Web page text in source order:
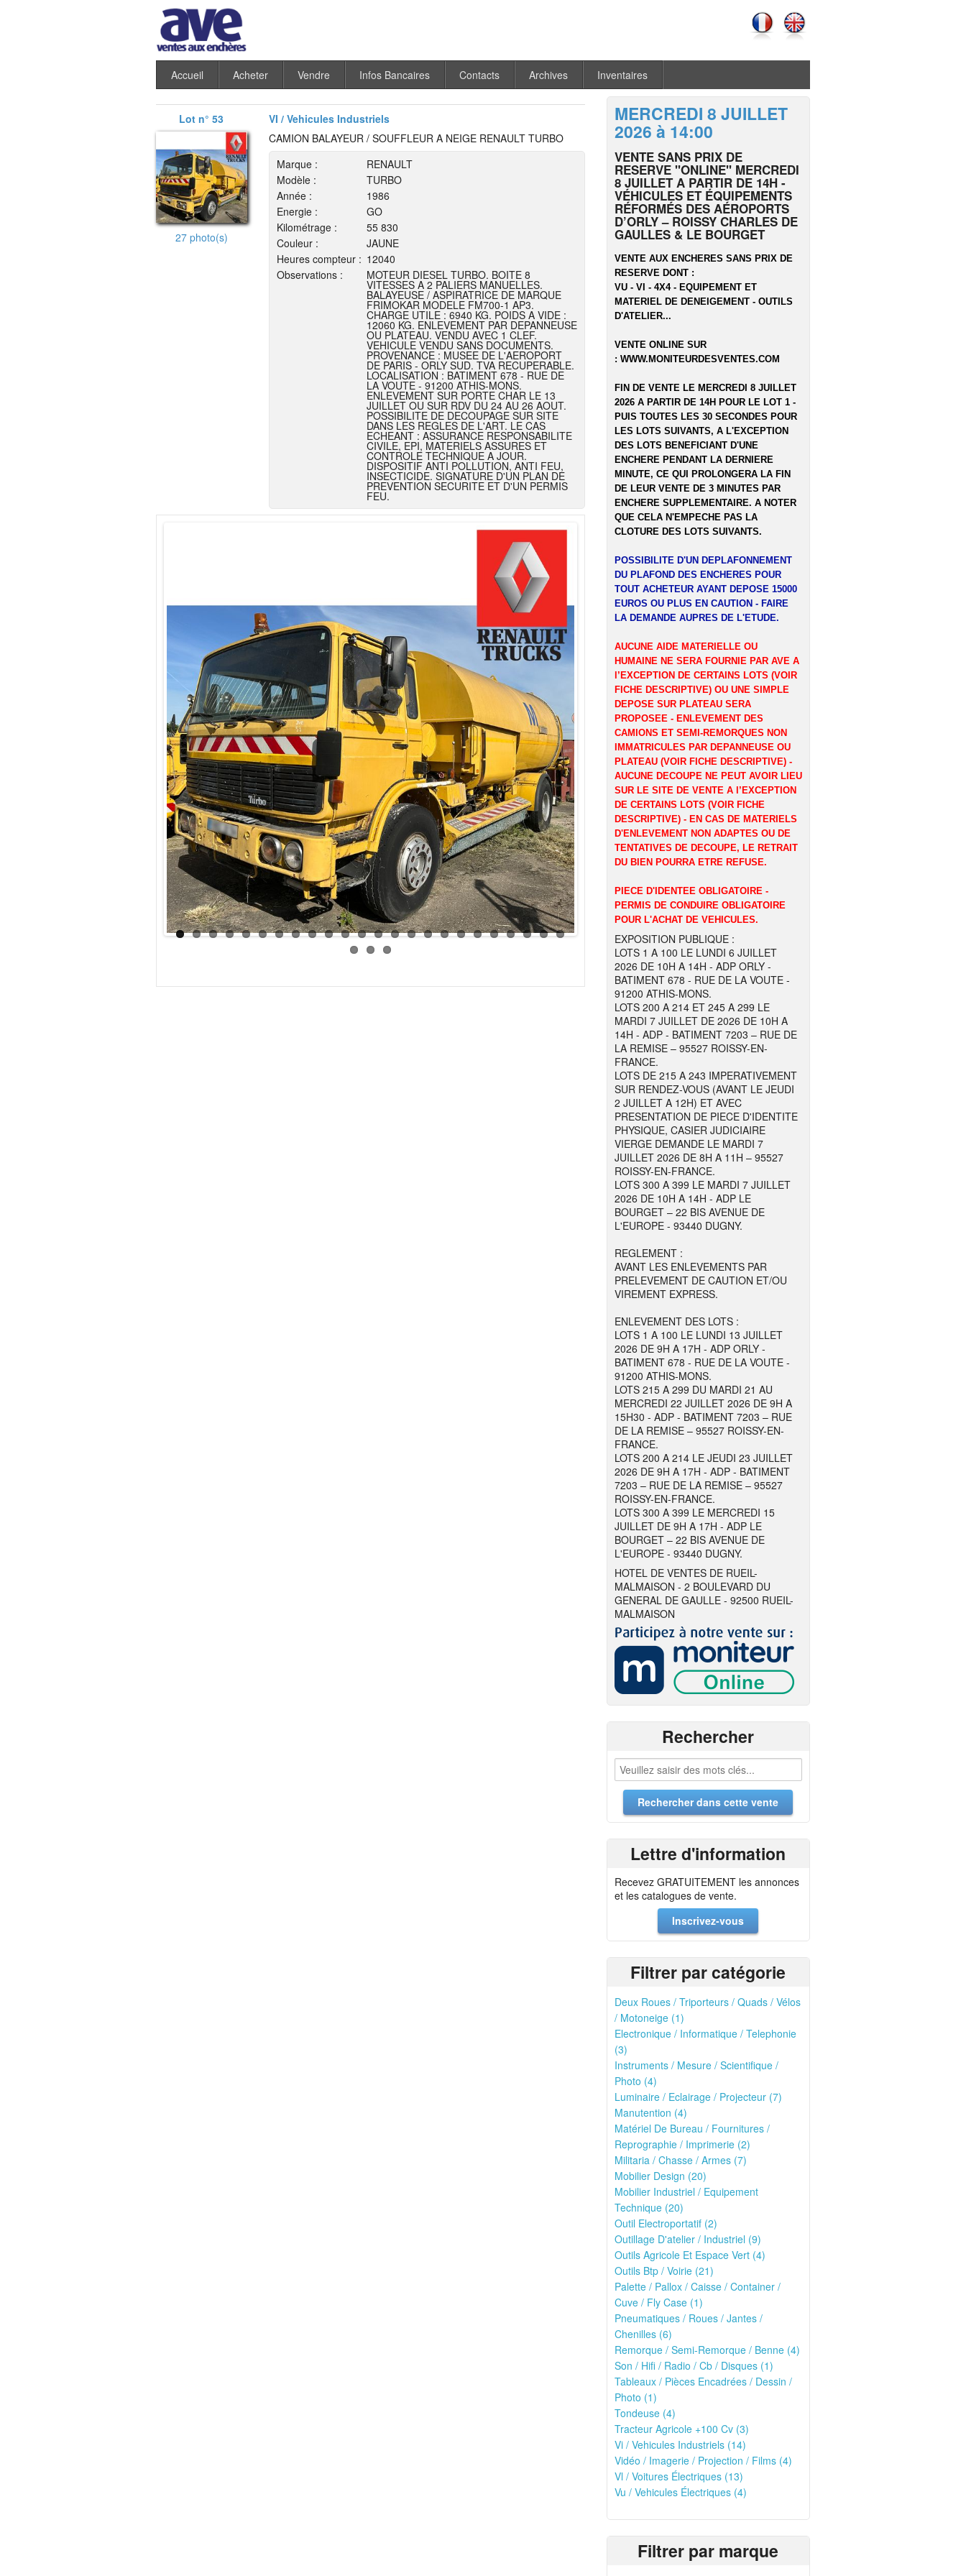
Accueil Acheter Vendre Infos Bancaires Contacts Archives Inventaires
Lot n° 53 VI / Vehicules Industriels
27 photo(s)
CAMION BALAYEUR / SOUFFLEUR A NEIGE RENAULT TURBO
Marque :
RENAULT
Modèle :
TURBO
Année :
1986
Energie :
GO
Kilométrage :
55 830
Couleur :
JAUNE
Heures compteur : 12040
Observations :
MOTEUR DIESEL TURBO. BOITE 8
VITESSES A 2 PALIERS MANUELLES.
BALAYEUSE / ASPIRATRICE DE MARQUE
FRIMOKAR MODELE FM700-1 AP3.
CHARGE UTILE : 6940 KG. POIDS A VIDE :
12060 KG. ENLEVEMENT PAR DEPANNEUSE
OU PLATEAU. VENDU AVEC 1 CLEF.
VEHICULE VENDU SANS DOCUMENTS.
PROVENANCE : MUSEE DE L'AEROPORT
DE PARIS - ORLY SUD. TVA RECUPERABLE.
LOCALISATION : BATIMENT 678 - RUE DE
LA VOUTE - 91200 ATHIS-MONS.
ENLEVEMENT SUR PORTE CHAR LE 13
JUILLET OU SUR RDV DU 24 AU 26 AOUT.
POSSIBILITE DE DECOUPAGE SUR SITE
DANS LES REGLES DE L'ART. LE CAS
ECHEANT : ASSURANCE RESPONSABILITE
CIVILE, EPI, MATERIELS ASSURES ET
CONTROLE TECHNIQUE A JOUR.
DISPOSITIF ANTI POLLUTION, ANTI FEU,
INSECTICIDE. SIGNATURE D'UN PLAN DE
PREVENTION SECURITE ET D'UN PERMIS
FEU.
MERCREDI 8 JUILLET
2026 à 14:00
VENTE SANS PRIX DE
RESERVE "ONLINE" MERCREDI
8 JUILLET A PARTIR DE 14H -
VÉHICULES ET ÉQUIPEMENTS
RÉFORMÉS DES AÉROPORTS
D’ORLY – ROISSY CHARLES DE
GAULLES & LE BOURGET
VENTE AUX ENCHERES SANS PRIX DE
RESERVE DONT :
VU - VI - 4X4 - EQUIPEMENT ET
MATERIEL DE DENEIGEMENT - OUTILS
D'ATELIER...
VENTE ONLINE SUR
: WWW.MONITEURDESVENTES.COM
FIN DE VENTE LE MERCREDI 8 JUILLET
2026 A PARTIR DE 14H POUR LE LOT 1 -
PUIS TOUTES LES 30 SECONDES POUR
LES LOTS SUIVANTS, A L'EXCEPTION
DES LOTS BENEFICIANT D'UNE
ENCHERE PENDANT LA DERNIERE
MINUTE, CE QUI PROLONGERA LA FIN
DE LEUR VENTE DE 3 MINUTES PAR
ENCHERE SUPPLEMENTAIRE. A NOTER
QUE CELA N'EMPECHE PAS LA
CLOTURE DES LOTS SUIVANTS.
POSSIBILITE D'UN DEPLAFONNEMENT
DU PLAFOND DES ENCHERES POUR
TOUT ACHETEUR AYANT DEPOSE 15000
EUROS OU PLUS EN CAUTION - FAIRE
LA DEMANDE AUPRES DE L'ETUDE.
AUCUNE AIDE MATERIELLE OU
HUMAINE NE SERA FOURNIE PAR AVE A
l’EXCEPTION DE CERTAINS LOTS (VOIR
FICHE DESCRIPTIVE) OU UNE SIMPLE
DEPOSE SUR PLATEAU SERA
PROPOSEE - ENLEVEMENT DES
CAMIONS ET SEMI-REMORQUES NON
IMMATRICULES PAR DEPANNEUSE OU
PLATEAU (VOIR FICHE DESCRIPTIVE) -
AUCUNE DECOUPE NE PEUT AVOIR LIEU
SUR LE SITE DE VENTE A l’EXCEPTION
DE CERTAINS LOTS (VOIR FICHE
DESCRIPTIVE) - EN CAS DE MATERIELS
D'ENLEVEMENT NON ADAPTES OU DE
TENTATIVES DE DECOUPE, LE RETRAIT
DU BIEN POURRA ETRE REFUSE.
PIECE D'IDENTEE OBLIGATOIRE -
PERMIS DE CONDUIRE OBLIGATOIRE
POUR L'ACHAT DE VEHICULES.
EXPOSITION PUBLIQUE :
LOTS 1 A 100 LE LUNDI 6 JUILLET
2026 DE 10H A 14H - ADP ORLY -
BATIMENT 678 - RUE DE LA VOUTE -
91200 ATHIS-MONS.
LOTS 200 A 214 ET 245 A 299 LE
MARDI 7 JUILLET DE 2026 DE 10H A
14H - ADP - BATIMENT 7203 – RUE DE
LA REMISE – 95527 ROISSY-EN-
FRANCE.
LOTS DE 215 A 243 IMPERATIVEMENT
SUR RENDEZ-VOUS (AVANT LE JEUDI
2 JUILLET A 12H) ET AVEC
PRESENTATION DE PIECE D'IDENTITE
PHYSIQUE, CASIER JUDICIAIRE
VIERGE DEMANDE LE MARDI 7
JUILLET 2026 DE 8H A 11H – 95527
ROISSY-EN-FRANCE.
LOTS 300 A 399 LE MARDI 7 JUILLET
2026 DE 10H A 14H - ADP LE
BOURGET – 22 BIS AVENUE DE
L'EUROPE - 93440 DUGNY.
REGLEMENT :
AVANT LES ENLEVEMENTS PAR
PRELEVEMENT DE CAUTION ET/OU
VIREMENT EXPRESS.
ENLEVEMENT DES LOTS :
LOTS 1 A 100 LE LUNDI 13 JUILLET
2026 DE 9H A 17H - ADP ORLY -
BATIMENT 678 - RUE DE LA VOUTE -
91200 ATHIS-MONS.
LOTS 215 A 299 DU MARDI 21 AU
MERCREDI 22 JUILLET 2026 DE 9H A
15H30 - ADP - BATIMENT 7203 – RUE
DE LA REMISE – 95527 ROISSY-EN-
FRANCE.
LOTS 200 A 214 LE JEUDI 23 JUILLET
2026 DE 9H A 17H - ADP - BATIMENT
7203 – RUE DE LA REMISE – 95527
ROISSY-EN-FRANCE.
LOTS 300 A 399 LE MERCREDI 15
JUILLET DE 9H A 17H - ADP LE
BOURGET – 22 BIS AVENUE DE
L'EUROPE - 93440 DUGNY.
HOTEL DE VENTES DE RUEIL-
MALMAISON - 2 BOULEVARD DU
GENERAL DE GAULLE - 92500 RUEIL-
MALMAISON
Rechercher
Lettre d'information
Recevez GRATUITEMENT les annonces
et les catalogues de vente.
Inscrivez-vous
Filtrer par catégorie
Deux Roues / Triporteurs / Quads / Vélos
/ Motoneige (1)
Electronique / Informatique / Telephonie
(3)
Instruments / Mesure / Scientifique /
Photo (4)
Luminaire / Eclairage / Projecteur (7)
Manutention (4)
Matériel De Bureau / Fournitures /
Reprographie / Imprimerie (2)
Militaria / Chasse / Armes (7)
Mobilier Design (20)
Mobilier Industriel / Equipement
Technique (20)
Outil Electroportatif (2)
Outillage D'atelier / Industriel (9)
Outils Agricole Et Espace Vert (4)
Outils Btp / Voirie (21)
Palette / Pallox / Caisse / Container /
Cuve / Fly Case (1)
Pneumatiques / Roues / Jantes /
Chenilles (6)
Remorque / Semi-Remorque / Benne (4)
Son / Hifi / Radio / Cb / Disques (1)
Tableaux / Pièces Encadrées / Dessin /
Photo (1)
Tondeuse (4)
Tracteur Agricole +100 Cv (3)
Vi / Vehicules Industriels (14)
Vidéo / Imagerie / Projection / Films (4)
Vl / Voitures Électriques (13)
Vu / Vehicules Électriques (4)
Filtrer par marque